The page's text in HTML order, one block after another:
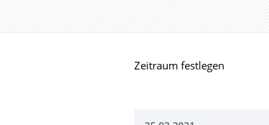
Zeitraum festlegen